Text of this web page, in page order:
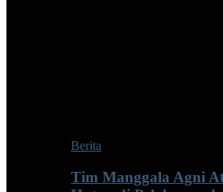
Berita
Tim Manggala Agni